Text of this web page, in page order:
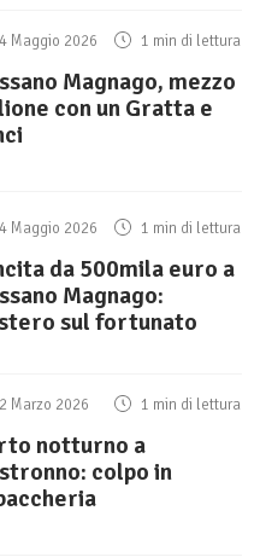
4 Maggio 2026 1 min di lettura
Magnago, mezzo
con un Gratta e
4 Maggio 2026 1 min di lettura
da 500mila euro a
Magnago:
sul fortunato
2 Marzo 2026 1 min di lettura
notturno a
colpo in